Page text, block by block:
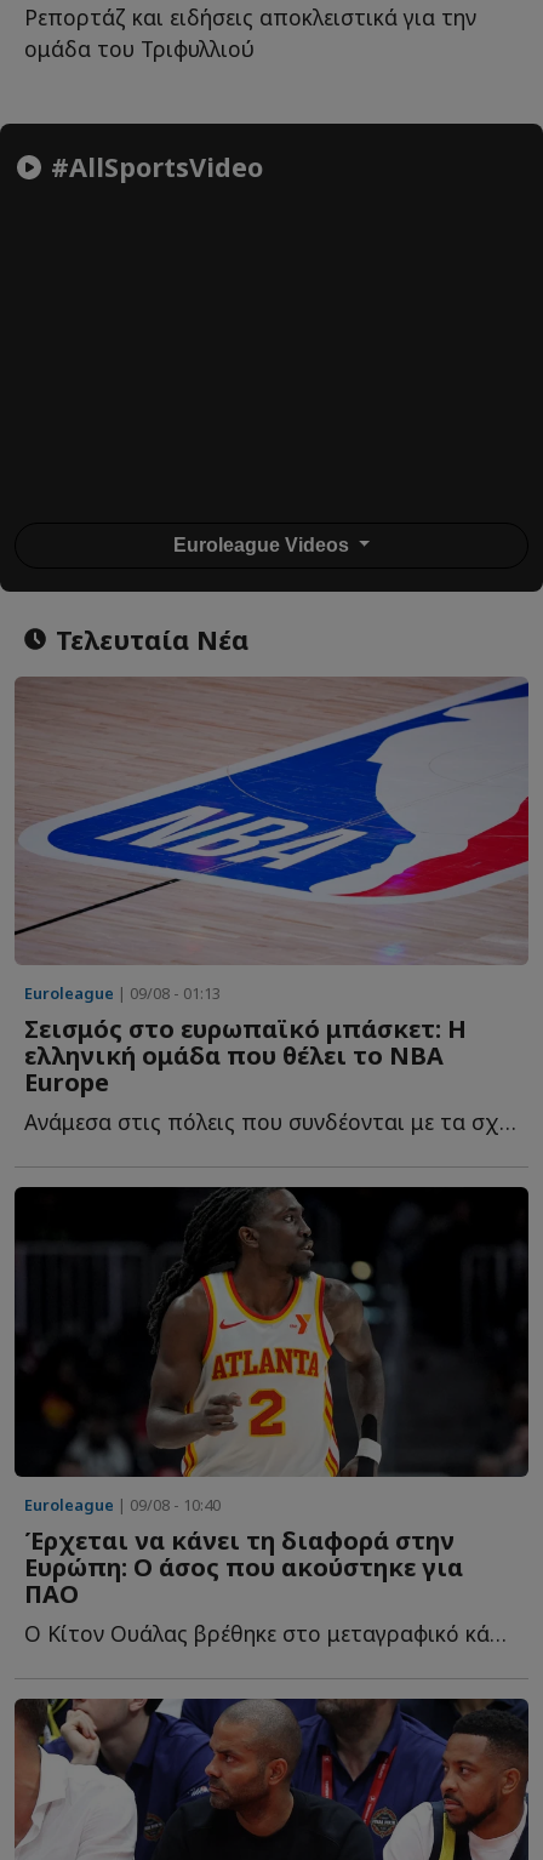
Ρεπορτάζ και ειδήσεις αποκλειστικά για την
ομάδα του Τριφυλλιού
#AllSportsVideo
Euroleague Videos
Τελευταία Νέα
Euroleague | 09/08 - 01:13
Σεισμός στο ευρωπαϊκό μπάσκετ: Η
ελληνική ομάδα που θέλει το NBA
Europe
Ανάμεσα στις πόλεις που συνδέονται με τα σχέδια του NB...
Euroleague | 09/08 - 10:40
Έρχεται να κάνει τη διαφορά στην
Ευρώπη: Ο άσος που ακούστηκε για
ΠΑΟ
Ο Κίτον Oυάλας βρέθηκε στο μεταγραφικό κάδρο του Παναθηναϊκού, ό...